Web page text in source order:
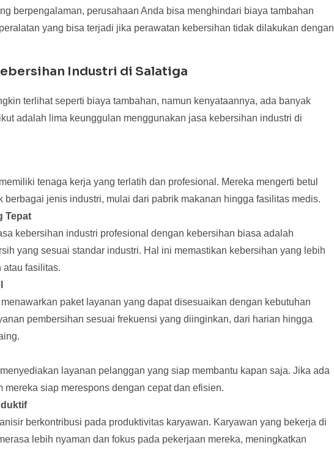
berpengalaman, perusahaan Anda bisa menghindari biaya tambahan
yang bisa terjadi jika perawatan kebersihan tidak dilakukan dengan
Industri di Salatiga
terlihat seperti biaya tambahan, namun kenyataannya, ada banyak
adalah lima keunggulan menggunakan jasa kebersihan industri di
tenaga kerja yang terlatih dan profesional. Mereka mengerti betul
berbagai jenis industri, mulai dari pabrik makanan hingga fasilitas medis.
Tepat
kebersihan industri profesional dengan kebersihan biasa adalah
yang sesuai standar industri. Hal ini memastikan kebersihan yang lebih
atau fasilitas.
paket layanan yang dapat disesuaikan dengan kebutuhan
pembersihan sesuai frekuensi yang diinginkan, dari harian hingga
layanan pelanggan yang siap membantu kapan saja. Jika ada
mereka siap merespons dengan cepat dan efisien.
berkontribusi pada produktivitas karyawan. Karyawan yang bekerja di
lebih nyaman dan fokus pada pekerjaan mereka, meningkatkan